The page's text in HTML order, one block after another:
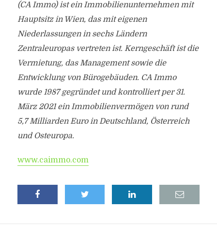
(CA Immo) ist ein Immobilienunternehmen mit
Hauptsitz in Wien, das mit eigenen
Niederlassungen in sechs Ländern
Zentraleuropas vertreten ist. Kerngeschäft ist die
Vermietung, das Management sowie die
Entwicklung von Bürogebäuden. CA Immo
wurde 1987 gegründet und kontrolliert per 31.
März 2021 ein Immobilienvermögen von rund
5,7 Milliarden Euro in Deutschland, Österreich
und Osteuropa.
www.caimmo.com